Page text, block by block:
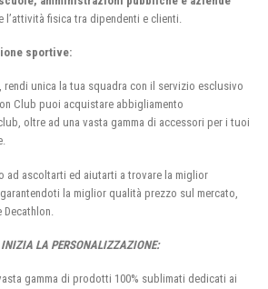
fisica tra dipendenti e clienti.
sportive:
rendi unica la tua squadra con il servizio esclusivo
Club puoi acquistare abbigliamento
oltre ad una vasta gamma di accessori per i tuoi
ad ascoltarti ed aiutarti a trovare la miglior
la miglior qualità prezzo sul mercato,
INIZIA LA PERSONALIZZAZIONE:
gamma di prodotti 100% sublimati dedicati ai